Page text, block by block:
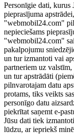
Personīgie dati, kurus
pieprasījuma
"webmobil24.com"
nepieciešams
"webmobil24.com"
pakalpojumu
un tur izmantoti vai
partneriem uz valstīm,
un tur apstrādāti
pilnvarotajam datu
protams, tiks veikts
personīgo datu
piekrītat saņemt e-
Jūsu dati tiek
lūdzu, ar iepriekš